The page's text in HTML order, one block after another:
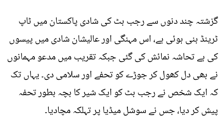
گزشتہ چند دنوں سے رجب بٹ کی شادی پاکستان میں ٹاپ
ٹرینڈ بنی ہوئی ہے، اس مہنگی اور عالیشان شادی میں پیسوں
کی بے تحاشہ نمائش کی گئی جبکہ تقریب میں مدعو مہمانوں
نے بھی دل کھول کر جوڑے کو تحفے اور سلامی دی۔ یہاں تک
کہ ایک شخص نے رجب بٹ کو ایک شیر کا بچہ بطور تحفہ
پیش کر دیا، جس نے سوشل میڈیا پر تہلکہ مچادیا۔